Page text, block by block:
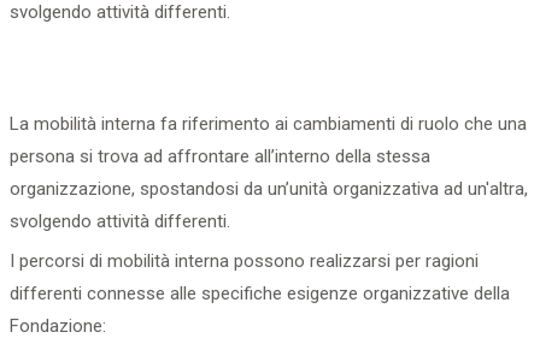
svolgendo attività differenti.
La mobilità interna fa riferimento ai cambiamenti di ruolo che una
persona si trova ad affrontare all’interno della stessa
organizzazione, spostandosi da un’unità organizzativa ad un'altra,
svolgendo attività differenti.
I percorsi di mobilità interna possono realizzarsi per ragioni
differenti connesse alle specifiche esigenze organizzative della
Fondazione: